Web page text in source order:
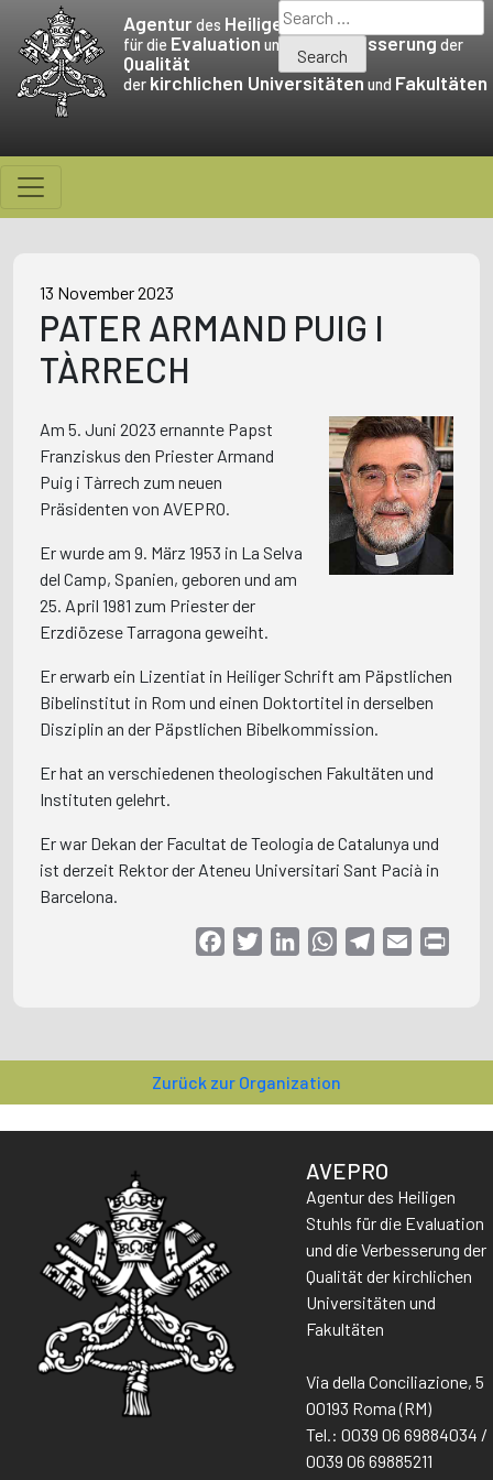
content
Agenturdes Heiligen Stuhls
für die Evaluation und die Verbesserungder
Qualität
der kirchlichen Universitäten und Fakultäten
Search
for:
13 November 2023
PATER ARMAND PUIG I
TÀRRECH
Am 5. Juni 2023 ernannte Papst
Franziskus den Priester Armand
Puig i Tàrrech zum neuen
Präsidenten von AVEPRO.
Er wurde am 9. März 1953 in La Selva
del Camp, Spanien, geboren und am
25. April 1981 zum Priester der
Erzdiözese Tarragona geweiht.
Er erwarb ein Lizentiat in Heiliger Schrift am Päpstlichen
Bibelinstitut in Rom und einen Doktortitel in derselben
Disziplin an der Päpstlichen Bibelkommission.
Er hat an verschiedenen theologischen Fakultäten und
Instituten gelehrt.
Er war Dekan der Facultat de Teologia de Catalunya und
ist derzeit Rektor der Ateneu Universitari Sant Pacià in
Barcelona.
FacebookTwitterLinkedInWhatsAppTelegram
Email
Zurück zur Organization
AVEPRO
Agentur des Heiligen
Stuhls für die Evaluation
und die Verbesserung der
Qualität der kirchlichen
Universitäten und
Fakultäten
Via della Conciliazione, 5
00193 Roma (RM)
Tel.: 0039 06 69884034 /
0039 06 69885211